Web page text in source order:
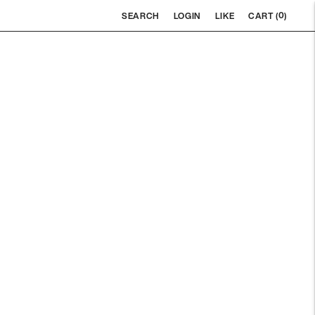
SEARCH LOGIN LIKE CART (0)